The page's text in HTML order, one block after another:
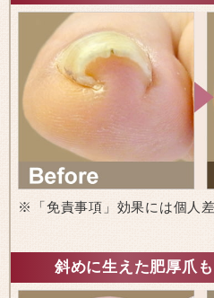
※「免責事項」効果には個人差
斜めに生えた肥厚爪